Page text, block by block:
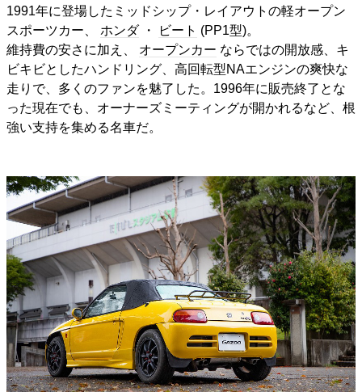
1991年に登場したミッドシップ・レイアウトの軽オープン
スポーツカー、
ホンダ ・ ビート (PP1型)。
維持費の安さに加え、
オープンカー ならではの開放感、キ
ビキビとしたハンドリング、高回転型NAエンジンの爽快な
走りで、多くのファンを魅了した。1996年に販売終了とな
った現在でも、オーナーズミーティングが開かれるなど、根
強い支持を集める名車だ。